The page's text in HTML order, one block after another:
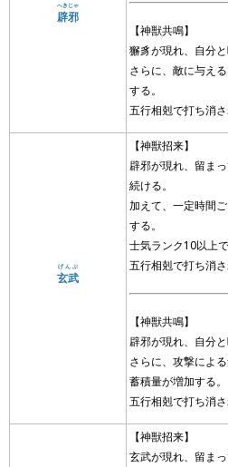
辟邪
へきじゃ
【神獣共鳴】
獬豸が現れ、自分
さらに、敵に与え
する。
五行相剋で打ち消さ
玄武
げんぶ
【神獣招来】
辟邪が現れ、留ま
続ける。
加えて、一定時間
する。
士気ランク10以上
五行相剋で打ち消さ
【神獣共鳴】
辟邪が現れ、自分
さらに、攻撃によ
蓄積量が増加する。
五行相剋で打ち消さ
【神獣招来】
玄武が現れ、留ま